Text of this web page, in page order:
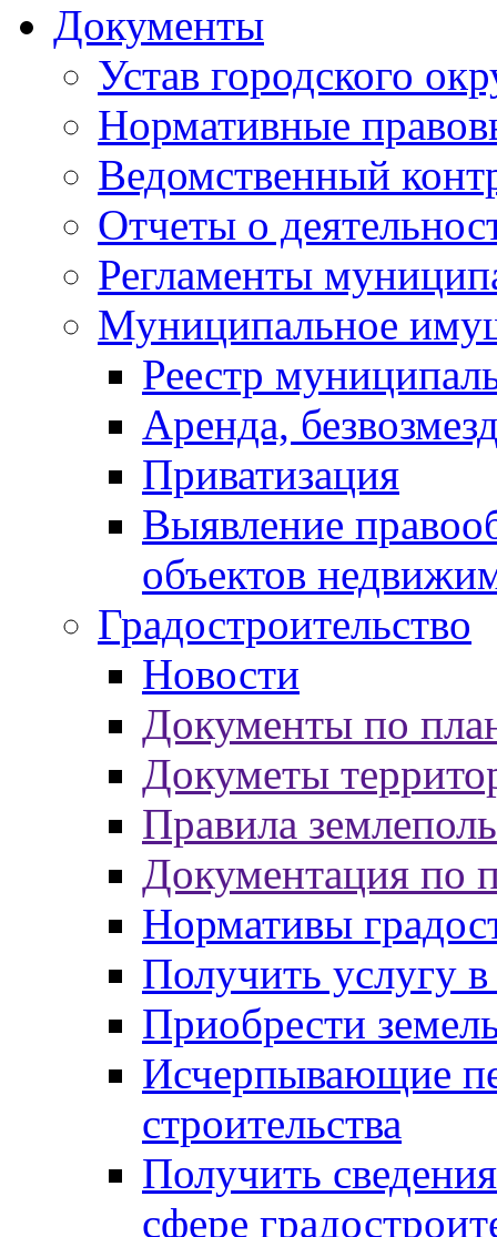
Документы
Устав городского
Нормативные
Ведомственный
Отчеты о
Регламенты
Муниципальное
Реестр
Аренда,
Приватизация
Выявление
объектов
Градостроительство
Новости
Документы по
Докуметы
Правила
Документация по
Нормативы
Получить услугу в
Приобрести
Исчерпывающие
строительства
Получить
сфере